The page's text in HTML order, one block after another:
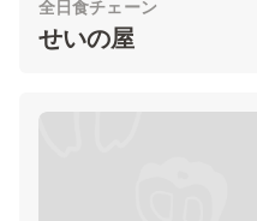
全日食チェーン
せいの屋